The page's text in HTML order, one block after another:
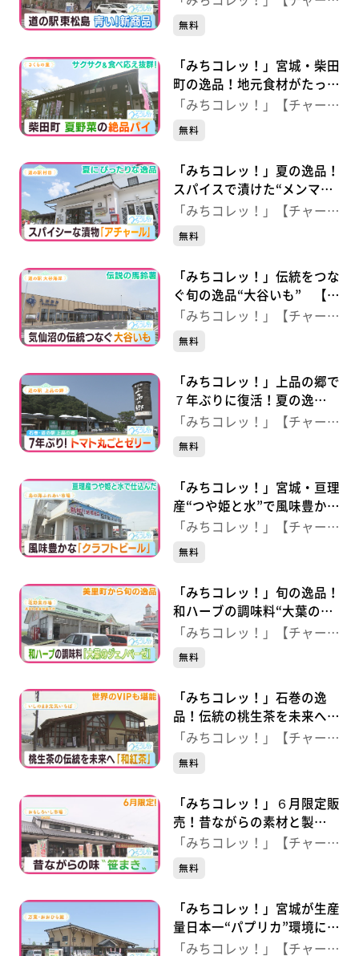
ジ！】
無料
「みちコレッ！」宮城・柴田
町の逸品！地元食材がたっぷ
り“夏野菜のパイ” 【さくら
「みちコレッ！」【チャー
ジ！】
無料
「みちコレッ！」夏の逸品！
スパイスで漬けた“メンマの
アチャール” 【道の駅村
「みちコレッ！」【チャー
ジ！】
無料
「みちコレッ！」伝統をつな
ぐ旬の逸品“大谷いも” 【道
の駅大谷海岸】（宮城・気仙
「みちコレッ！」【チャー
ジ！】
無料
「みちコレッ！」上品の郷で
７年ぶりに復活！夏の逸
品“トマト丸ごとゼリー”
石巻市）
「みちコレッ！」【チャー
ジ！】
無料
「みちコレッ！」宮城・亘理
産“つや姫と水”で風味豊か
に！クラフトビール 【鳥の
理町）
「みちコレッ！」【チャー
ジ！】
無料
「みちコレッ！」旬の逸品！
和ハーブの調味料“大葉のジ
ェノベーゼ” 【花野果市
「みちコレッ！」【チャー
ジ！】
無料
「みちコレッ！」石巻の逸
品！伝統の桃生茶を未来へつ
なぐ“和紅茶” 【いしのまき
市）
「みちコレッ！」【チャー
ジ！】
無料
「みちコレッ！」６月限定販
売！昔ながらの素材と製
法“笹まき” 【おもしろいし
「みちコレッ！」【チャー
ジ！】
無料
「みちコレッ！」宮城が生産
量日本一“パプリカ”環境に配
慮した生産現場 【万葉・お
「みちコレッ！」【チャー